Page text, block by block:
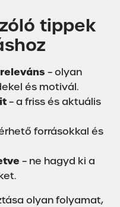
tippek
– olyan
és motivál.
– a friss és aktuális
forrásokkal és
– ne hagyd ki a
olyan folyamat,